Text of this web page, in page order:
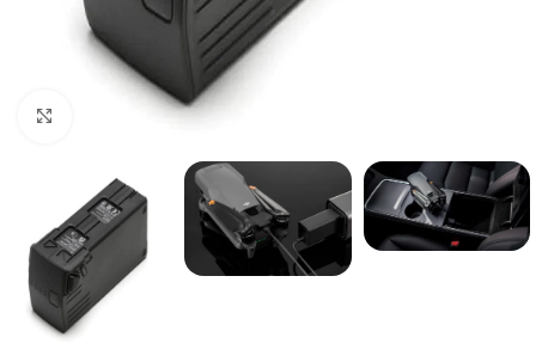
Haga clic para ampliar